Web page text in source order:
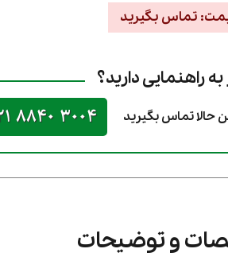
تماس بگیرید
به راهنمایی دارید؟
حالا تماس بگیرید 8840 3004
و توضیحات